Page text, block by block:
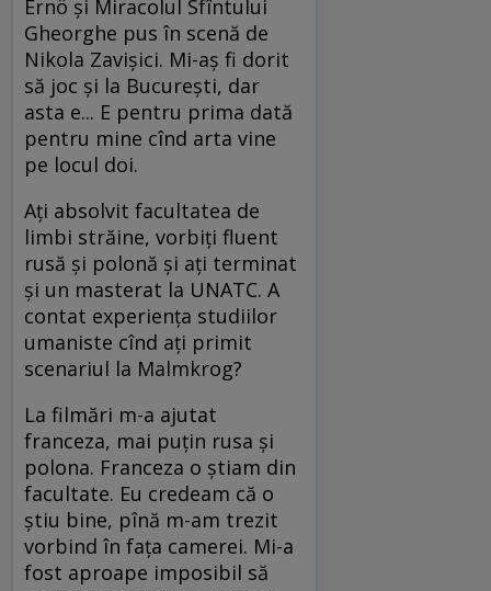
Ernö și Miracolul Sfîntului
Gheorghe pus în scenă de
Nikola Zavișici. Mi-aș fi dorit
să joc și la București, dar
asta e... E pentru prima dată
pentru mine cînd arta vine
pe locul doi.
Ați absolvit facultatea de
limbi străine, vorbiți fluent
rusă și polonă și ați terminat
și un masterat la UNATC. A
contat experiența studiilor
umaniste cînd ați primit
scenariul la Malmkrog?
La filmări m-a ajutat
franceza, mai puțin rusa și
polona. Franceza o știam din
facultate. Eu credeam că o
știu bine, pînă m-am trezit
vorbind în fața camerei. Mi-a
fost aproape imposibil să